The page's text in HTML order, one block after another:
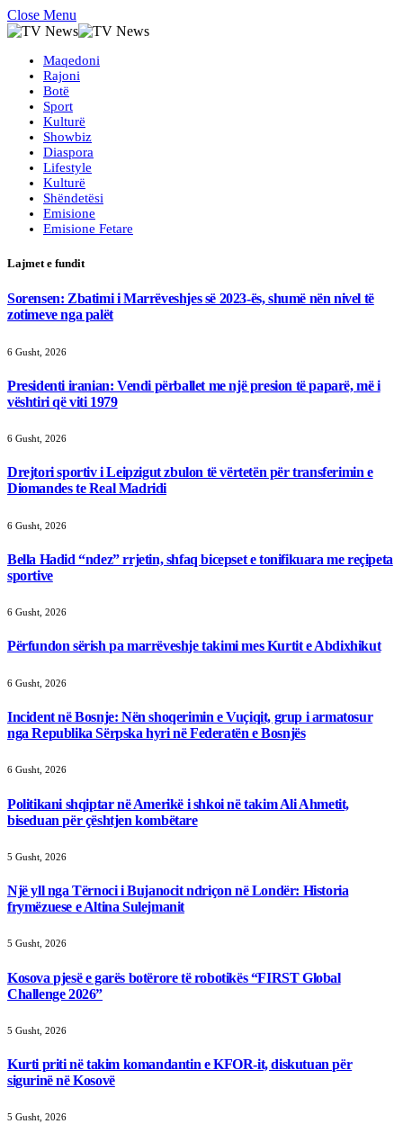
Close Menu
Maqedoni
Rajoni
Botë
Sport
Kulturë
Showbiz
Diaspora
Lifestyle
Kulturë
Shëndetësi
Emisione
Emisione Fetare
Lajmet e fundit
Sorensen: Zbatimi i Marrëveshjes së 2023-ës, shumë nën nivel të
zotimeve nga palët
6 Gusht, 2026
Presidenti iranian: Vendi përballet me një presion të paparë, më i
vështiri që viti 1979
6 Gusht, 2026
Drejtori sportiv i Leipzigut zbulon të vërtetën për transferimin e
Diomandes te Real Madridi
6 Gusht, 2026
Bella Hadid “ndez” rrjetin, shfaq bicepset e tonifikuara me reçipeta
sportive
6 Gusht, 2026
Përfundon sërish pa marrëveshje takimi mes Kurtit e Abdixhikut
6 Gusht, 2026
Incident në Bosnje: Nën shoqerimin e Vuçiqit, grup i armatosur
nga Republika Sërpska hyri në Federatën e Bosnjës
6 Gusht, 2026
Politikani shqiptar në Amerikë i shkoi në takim Ali Ahmetit,
biseduan për çështjen kombëtare
5 Gusht, 2026
Një yll nga Tërnoci i Bujanocit ndriçon në Londër: Historia
frymëzuese e Altina Sulejmanit
5 Gusht, 2026
Kosova pjesë e garës botërore të robotikës “FIRST Global
Challenge 2026”
5 Gusht, 2026
Kurti priti në takim komandantin e KFOR-it, diskutuan për
sigurinë në Kosovë
5 Gusht, 2026